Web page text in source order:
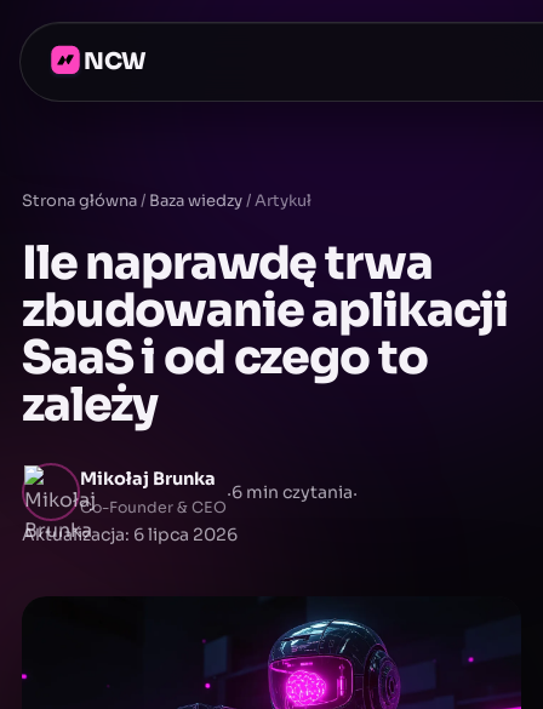
NCW
Strona główna/ Baza wiedzy/Artykuł
Ile naprawdę trwa
zbudowanie aplikacji
SaaS i od czego to
zależy
Mikołaj Brunka
Co-Founder & CEO
·6 min czytania·
Aktualizacja: 6 lipca 2026